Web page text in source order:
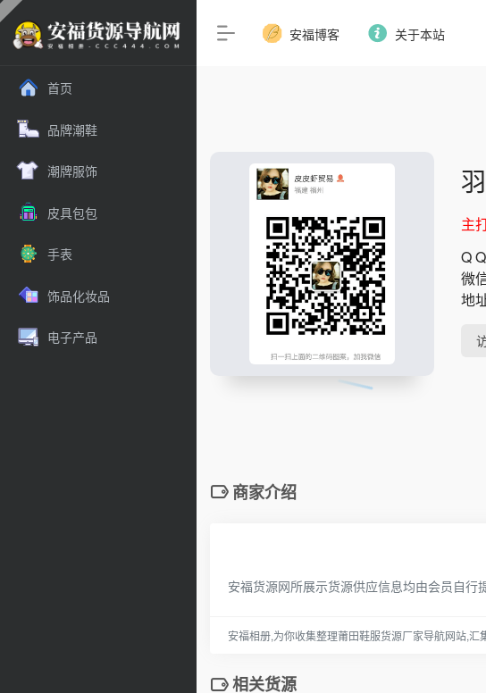
首页
品牌潮鞋
潮牌服饰
皮具包包
手表
饰品化妆品
电子产品
安福博客 关于本站
主
Q Q
微
地
商家介绍
安福货源网所展示货源供应信息均由会员自行
安福相册,为你收集整理莆田鞋服货源厂家导航网站,汇
相关货源